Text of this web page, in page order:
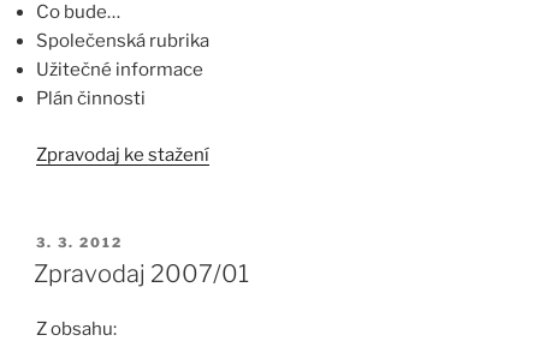
Co bude…
Společenská rubrika
Užitečné informace
Plán činnosti
Zpravodaj ke stažení
PUBLIKOVÁNO
3. 3. 2012
Zpravodaj 2007/01
Z obsahu: